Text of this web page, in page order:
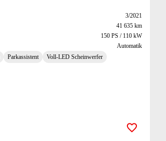
3/2021
41 635 km
150 PS / 110 kW
Automatik
Parkassistent Voll-LED Scheinwerfer
Zur